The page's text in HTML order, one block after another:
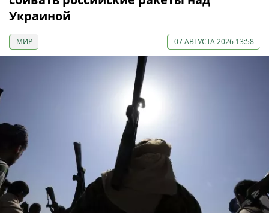
Украиной
МИР 07 АВГУСТА 2026 13:58